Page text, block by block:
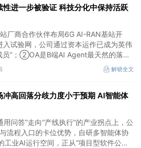
性进一步被验证 科技分化中保持活跃
厂商合作伙伴布局6G AI-RAN基站开
试验网，公司通过资本运作已成为英伟
员”；②OA是B端AI Agent最天然的落地
客户积累的场景厚度正从协同管理软件龙
核心枢纽；③市场重组、股权转让暗线
解锁全文
冲高回落分歧力度小于预期 AI智能体
问答”走向“产线执行”的产业拐点上，公
流程入口的卡位优势，自研多智能体协
工业AI运行空间，正从“项目型软件公